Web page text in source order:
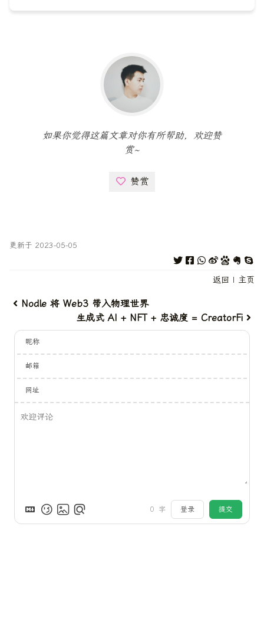
如果你觉得这篇文章对你有所帮助，欢迎赞
赏~
赞赏
更新于 2023-05-05
返回 | 主页
Nodle 将 Web3 带入物理世界
生成式 AI + NFT + 忠诚度 = CreatorFi
昵称
邮箱
网址
0 字 登录 提交